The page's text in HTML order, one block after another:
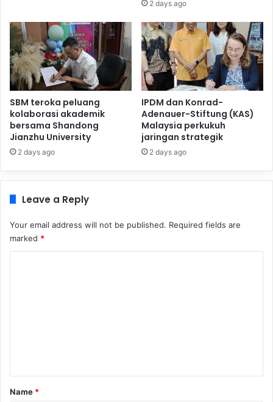
2 days ago
SBM teroka peluang
kolaborasi akademik
bersama Shandong
Jianzhu University
2 days ago
IPDM dan Konrad-
Adenauer-Stiftung (KAS)
Malaysia perkukuh
jaringan strategik
2 days ago
Leave a Reply
Your email address will not be published. Required fields are
marked *
*
Name *